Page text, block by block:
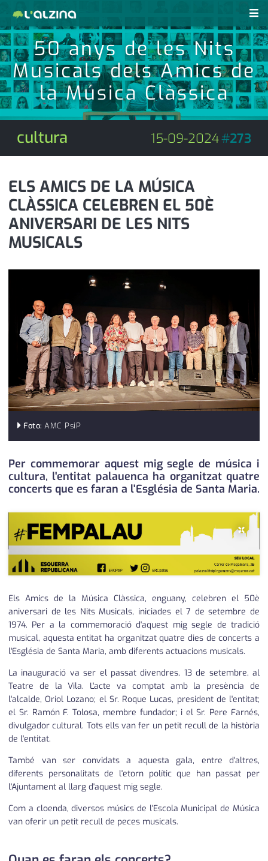
notícies
últimes notícies
activitats
agenda
economia
empresa
entrevista
medi ambient
política
promo serveis
reportatge
salut
societat
successos
urbanisme
editorial
revistes pdf
anunciants
subscripció
contacte
farmàcies
calendari
50 anys de les Nits
Musicals dels Amics de
la Música Clàssica
cultura 15-09-2024#273
ELS AMICS DE LA MÚSICA
CLÀSSICA CELEBREN EL 50È
ANIVERSARI DE LES NITS
MUSICALS
Foto: AMC PsiP
Per commemorar aquest mig segle de música i
cultura, l'entitat palauenca ha organitzat quatre
concerts que es faran a l'Església de Santa Maria.
×
Els Amics de la Música Clàssica, enguany, celebren el 50è
aniversari de les Nits Musicals, iniciades el 7 de setembre de
1974. Per a la commemoració d'aquest mig segle de tradició
musical, aquesta entitat ha organitzat quatre dies de concerts a
l'Església de Santa Maria, amb diferents actuacions musicals.
La inauguració va ser el passat divendres, 13 de setembre, al
Teatre de la Vila. L'acte va comptat amb la presència de
l'alcalde, Oriol Lozano; el Sr. Roque Lucas, president de l'entitat;
el Sr. Ramón F. Tolosa, membre fundador; i el Sr. Pere Farnés,
divulgador cultural. Tots ells van fer un petit recull de la història
de l'entitat.
També van ser convidats a aquesta gala, entre d'altres,
diferents personalitats de l'etorn polític que han passat per
l'Ajuntament al llarg d'aquest mig segle.
Com a cloenda, diversos músics de l'Escola Municipal de Música
van oferir un petit recull de peces musicals.